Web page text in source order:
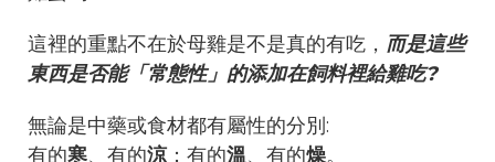
這裡的重點不在於母雞是不是真的有吃， 而是這些
東西是否能「常態性」的添加在飼料裡給雞吃?
無論是中藥或食材都有屬性的分別:
有的寒、有的涼；有的溫、有的燥。